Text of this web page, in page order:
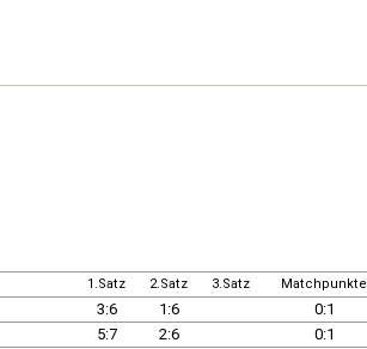
1.Satz 2.Satz 3.Satz Matchpunkte
3:6 1:6 0:1
5:7 2:6 0:1